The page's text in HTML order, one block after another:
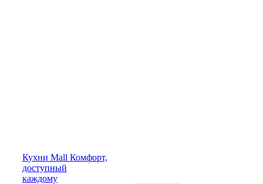
Кухни Mall Комфорт,
доступный
каждому